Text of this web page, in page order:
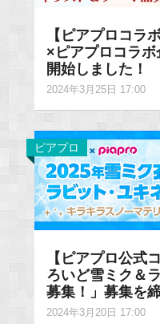
【ピアプロコラ
×ピアプロコラ
開始しました！
2024年3月25日 17:00
ピアプロ
【ピアプロ公式
ろいど雪ミク＆
募集！」募集を
2024年3月20日 17:00